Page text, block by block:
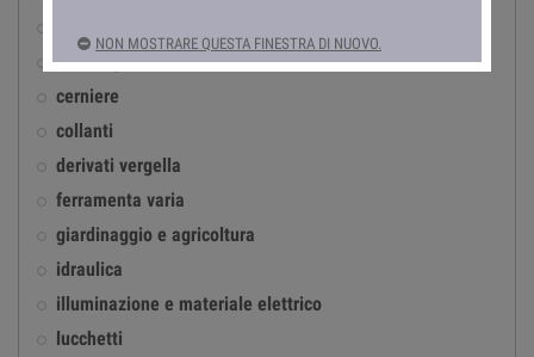
casalinghi
cerniere
collanti
derivati vergella
ferramenta varia
giardinaggio e agricoltura
idraulica
illuminazione e materiale elettrico
lucchetti
NON MOSTRARE QUESTA FINESTRA DI NUOVO.